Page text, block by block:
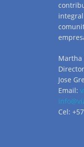
Martha
Jose
Email:
Cel: